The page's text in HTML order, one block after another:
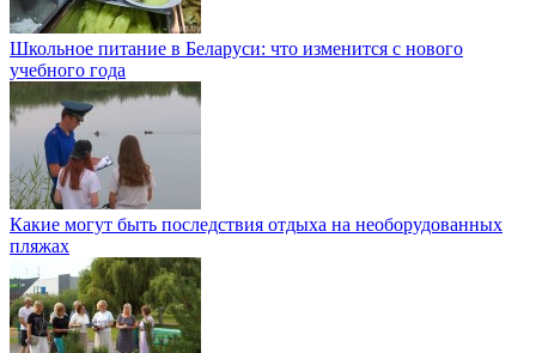
Школьное питание в Беларуси: что изменится с нового
учебного года
Какие могут быть последствия отдыха на необорудованных
пляжах